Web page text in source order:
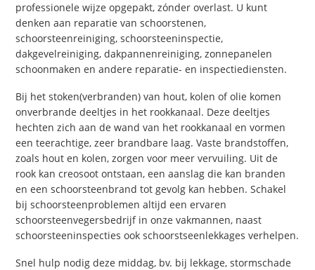
professionele wijze opgepakt, zónder overlast. U kunt
denken aan reparatie van schoorstenen,
schoorsteenreiniging, schoorsteeninspectie,
dakgevelreiniging, dakpannenreiniging, zonnepanelen
schoonmaken en andere reparatie- en inspectiediensten.
Bij het stoken(verbranden) van hout, kolen of olie komen
onverbrande deeltjes in het rookkanaal. Deze deeltjes
hechten zich aan de wand van het rookkanaal en vormen
een teerachtige, zeer brandbare laag. Vaste brandstoffen,
zoals hout en kolen, zorgen voor meer vervuiling. Uit de
rook kan creosoot ontstaan, een aanslag die kan branden
en een schoorsteenbrand tot gevolg kan hebben. Schakel
bij schoorsteenproblemen altijd een ervaren
schoorsteenvegersbedrijf in onze vakmannen, naast
schoorsteeninspecties ook schoorstseenlekkages verhelpen.
Snel hulp nodig deze middag, bv. bij lekkage, stormschade